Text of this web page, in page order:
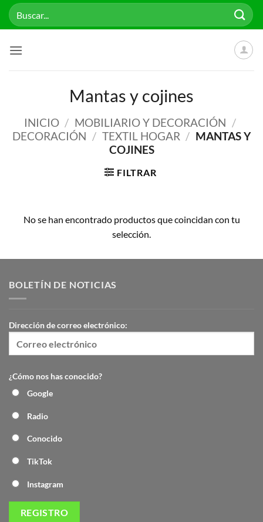
Saltar
Buscar
por:
Mantas y cojines
INICIO / MOBILIARIO Y DECORACIÓN /
DECORACIÓN / TEXTIL HOGAR / MANTAS Y
COJINES
FILTRAR
No se han encontrado productos que coincidan con tu
selección.
BOLETÍN DE NOTICIAS
Dirección de correo electrónico:
¿Cómo nos has conocido?
Google
Radio
Conocido
TikTok
Instagram